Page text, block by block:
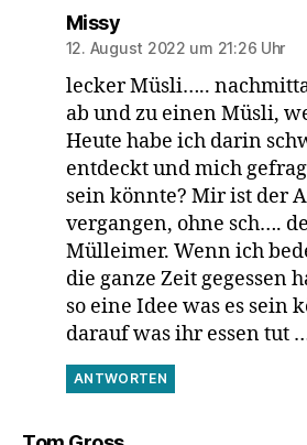
Missysagt:
12. August 2022 um 21:26 Uhr
lecker Müsli…..
ab und zu einen Müsli,
Heute habe ich darin
entdeckt und mich
sein könnte? Mir ist der
vergangen, ohne sch….
Mülleimer. Wenn ich
die ganze Zeit gegessen
so eine Idee was es sein
darauf was ihr essen tut
ANTWORTEN